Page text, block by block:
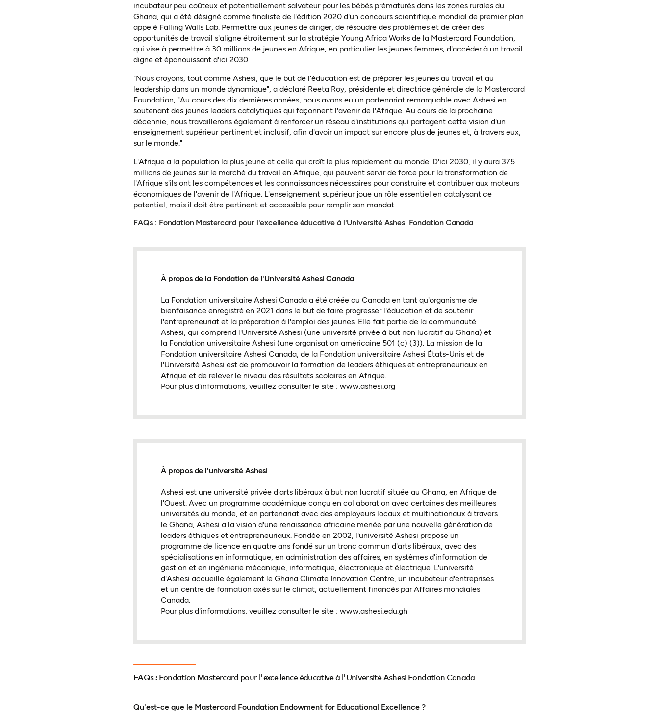
incubateur peu coûteux et potentiellement salvateur pour les bébés prématurés dans les zones rurales du
Ghana, qui a été désigné comme finaliste de l'édition 2020 d'un concours scientifique mondial de premier plan
appelé Falling Walls Lab. Permettre aux jeunes de diriger, de résoudre des problèmes et de créer des
opportunités de travail s'aligne étroitement sur la stratégie Young Africa Works de la Mastercard Foundation,
qui vise à permettre à 30 millions de jeunes en Afrique, en particulier les jeunes femmes, d'accéder à un travail
digne et épanouissant d'ici 2030.
"Nous croyons, tout comme Ashesi, que le but de l'éducation est de préparer les jeunes au travail et au
leadership dans un monde dynamique", a déclaré Reeta Roy, présidente et directrice générale de la Mastercard
Foundation, "Au cours des dix dernières années, nous avons eu un partenariat remarquable avec Ashesi en
soutenant des jeunes leaders catalytiques qui façonnent l'avenir de l'Afrique. Au cours de la prochaine
décennie, nous travaillerons également à renforcer un réseau d'institutions qui partagent cette vision d'un
enseignement supérieur pertinent et inclusif, afin d'avoir un impact sur encore plus de jeunes et, à travers eux,
sur le monde."
L'Afrique a la population la plus jeune et celle qui croît le plus rapidement au monde. D'ici 2030, il y aura 375
millions de jeunes sur le marché du travail en Afrique, qui peuvent servir de force pour la transformation de
l'Afrique s'ils ont les compétences et les connaissances nécessaires pour construire et contribuer aux moteurs
économiques de l'avenir de l'Afrique. L'enseignement supérieur joue un rôle essentiel en catalysant ce
potentiel, mais il doit être pertinent et accessible pour remplir son mandat.
FAQs : Fondation Mastercard pour l'excellence éducative à l'Université Ashesi Fondation Canada
À propos de la Fondation de l'Université Ashesi Canada
La Fondation universitaire Ashesi Canada a été créée au Canada en tant qu'organisme de
bienfaisance enregistré en 2021 dans le but de faire progresser l'éducation et de soutenir
l'entrepreneuriat et la préparation à l'emploi des jeunes. Elle fait partie de la communauté
Ashesi, qui comprend l'Université Ashesi (une université privée à but non lucratif au Ghana) et
la Fondation universitaire Ashesi (une organisation américaine 501 (c) (3)). La mission de la
Fondation universitaire Ashesi Canada, de la Fondation universitaire Ashesi États-Unis et de
l'Université Ashesi est de promouvoir la formation de leaders éthiques et entrepreneuriaux en
Afrique et de relever le niveau des résultats scolaires en Afrique.
Pour plus d'informations, veuillez consulter le site : www.ashesi.org
À propos de l'université Ashesi
Ashesi est une université privée d'arts libéraux à but non lucratif située au Ghana, en Afrique de
l'Ouest. Avec un programme académique conçu en collaboration avec certaines des meilleures
universités du monde, et en partenariat avec des employeurs locaux et multinationaux à travers
le Ghana, Ashesi a la vision d'une renaissance africaine menée par une nouvelle génération de
leaders éthiques et entrepreneuriaux. Fondée en 2002, l'université Ashesi propose un
programme de licence en quatre ans fondé sur un tronc commun d'arts libéraux, avec des
spécialisations en informatique, en administration des affaires, en systèmes d'information de
gestion et en ingénierie mécanique, informatique, électronique et électrique. L'université
d'Ashesi accueille également le Ghana Climate Innovation Centre, un incubateur d'entreprises
et un centre de formation axés sur le climat, actuellement financés par Affaires mondiales
Canada.
Pour plus d'informations, veuillez consulter le site : www.ashesi.edu.gh
FAQs : Fondation Mastercard pour l'excellence éducative à l'Université Ashesi Fondation Canada
Qu'est-ce que le Mastercard Foundation Endowment for Educational Excellence ?